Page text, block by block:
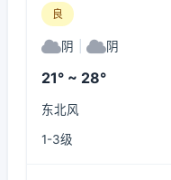
良
阴 阴
21° ~ 28°
东北风
1-3级